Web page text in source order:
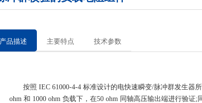
产品描述 主要特点 技术参数
按照 IEC 61000-4-4 标准设计的电快速瞬变/脉冲群发生器
ohm 和 1000 ohm 负载下，在50 ohm 同轴高压输出端进行验证;